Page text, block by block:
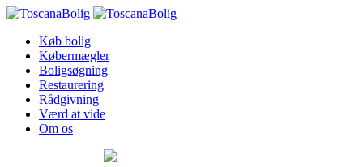
Køb bolig
Købermægler
Boligsøgning
Restaurering
Rådgivning
Værd at vide
Om os